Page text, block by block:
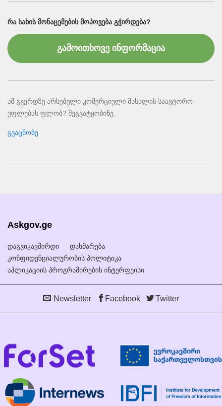
ᲠᲐ ᲡᲐᲮᲘᲡ ᲛᲝᲜᲐᲪᲔᲛᲔᲑᲘᲡ ᲛᲝᲞᲝᲕᲔᲑᲐ ᲒᲭᲘᲠᲓᲔᲑᲐ?
გამოითხოვე ინფორმაცია
ამ გვერდზე არსებული კომერციული მასალის საავტორო
უფლებას ფლობ? შეგვატყობინე.
გვაცნობე
Askgov.ge
დაგვიკავშირდი
დახმარება
კონფიდენციალურობის პოლიტიკა
აპლიკაციის პროგრამირების ინტერფეისი
Newsletter Facebook Twitter